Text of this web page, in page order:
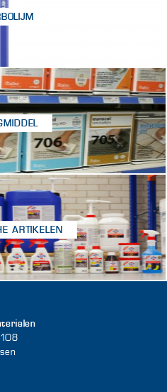
ARTIKELEN